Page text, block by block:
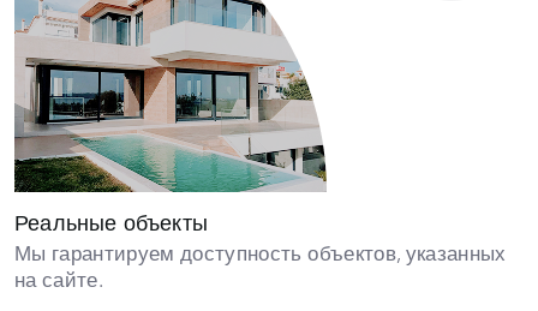
Реальные объекты
Мы гарантируем доступность объектов, указанных
на сайте.